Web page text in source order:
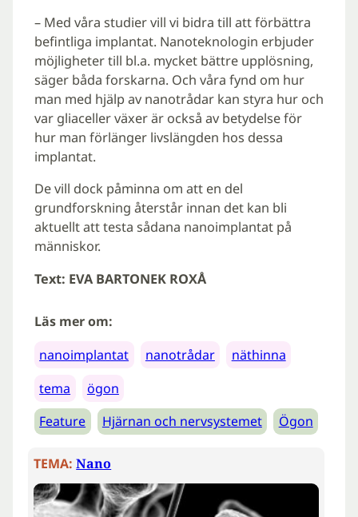
– Med våra studier vill vi bidra till att förbättra
befintliga implantat. Nanoteknologin erbjuder
möjligheter till bl.a. mycket bättre upplösning,
säger båda forskarna. Och våra fynd om hur
man med hjälp av nanotrådar kan styra hur och
var gliaceller växer är också av betydelse för
hur man förlänger livslängden hos dessa
implantat.
De vill dock påminna om att en del
grundforskning återstår innan det kan bli
aktuellt att testa sådana nanoimplantat på
människor.
Text: EVA BARTONEK ROXÅ
Läs mer om:
nanoimplantat
nanotrådar
näthinna
tema
ögon
Feature
Hjärnan och nervsystemet Ögon
TEMA: Nano